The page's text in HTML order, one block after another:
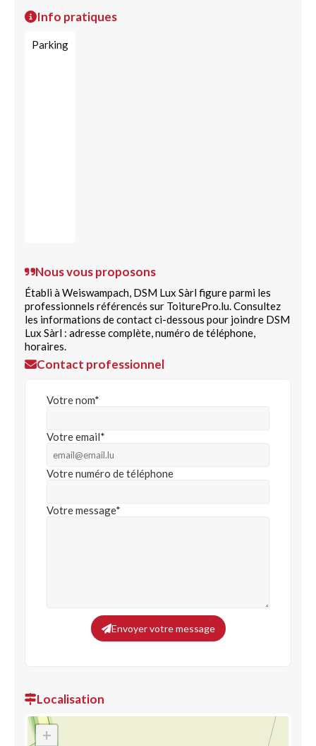
Info pratiques
Parking
Nous vous proposons
Établi à Weiswampach, DSM Lux Sàrl figure parmi les
professionnels référencés sur ToiturePro.lu. Consultez
les informations de contact ci-dessous pour joindre DSM
Lux Sàrl : adresse complète, numéro de téléphone,
horaires.
Contact professionnel
Votre nom*
Votre email*
Votre numéro de téléphone
Votre message*
Envoyer votre message
Localisation
+